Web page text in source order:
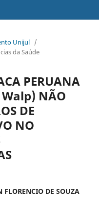
Unijuí /
da Saúde
PERUANA
NÃO
DE
NO
DE SOUZA